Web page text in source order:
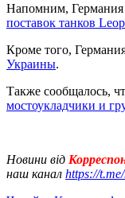
Напомним, Германия
поставок танков
Кроме того,
Украины.
Также сообщалось,
мостоукладчики и
Новини від
наш канал https://